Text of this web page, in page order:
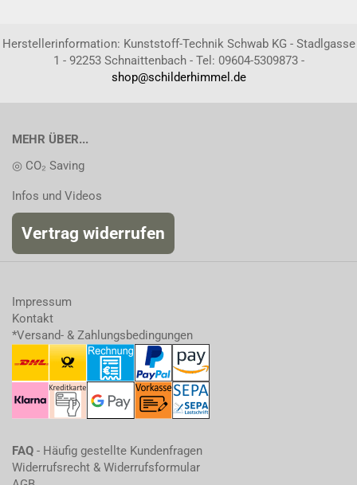
Herstellerinformation: Kunststoff-Technik Schwab KG - Stadlgasse
1 - 92253 Schnaittenbach - Tel: 09604-5309873 -
shop@schilderhimmel.de
MEHR ÜBER...
◎ CO₂ Saving
Infos und Videos
Vertrag widerrufen
Impressum
Kontakt
*Versand- & Zahlungsbedingungen
FAQ - Häufig gestellte Kundenfragen
Widerrufsrecht & Widerrufsformular